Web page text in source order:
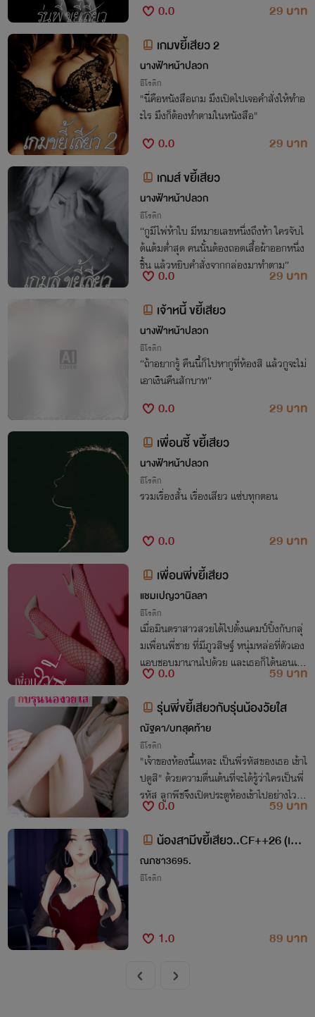
0.0
29 บาท
เกมขยี้เสียว 2
นางฟ้าหน้าปลวก
อีโรติก
"นี่คือหนังสือเกม มึงเปิดไปเจอคำสั่งให้ทำอ
ะไร มึงก็ต้องทำตามในหนังสือ"
0.0
29 บาท
เกมส์ ขยี้เสียว
นางฟ้าหน้าปลวก
อีโรติก
“กูมีไพ่ห้าใบ มีหมายเลขหนึ่งถึงห้า ใครจับไ
ด้แต้มต่ำสุด คนนั้นต้องถอดเสื้อผ้าออกหนึ่ง
ชิ้น แล้วหยิบคำสั่งจากกล่องมาทำตาม”
0.0
29 บาท
เจ้าหนี้ ขยี้เสียว
นางฟ้าหน้าปลวก
อีโรติก
“ถ้าอยากรู้ คืนนี้ก็ไปหากูที่ห้องสิ แล้วกูจะไม่
เอาเงินคืนสักบาท”
0.0
29 บาท
เพื่อนซี้ ขยี้เสียว
นางฟ้าหน้าปลวก
อีโรติก
รวมเรื่องสั้น เรื่องเสียว แซ่บทุกตอน
0.0
29 บาท
เพื่อนพี่ขยี้เสียว
แชมเปญวานิลลา
อีโรติก
เมื่อมินตราสาวสวยได้ไปตั้งแคมป์ปิ้งกับกลุ่
มเพื่อนพี่ชาย ที่มีภูวสิษฐ์ หนุ่มหล่อที่ตัวเอง
แอบชอบมานานไปด้วย และเธอก็ได้นอนเต็
นท์ข้างเขา แถมเย็นวันนั้นก็ยังบังเอิญเห็นเพื่
อนพี่ชายช่วยตัวเองที่น้ำตกเสียด้วย งานนี้สา
วบริสุทธิ์อย่างเธอก็ว้าวุ่นเลยสินะ อยากถูกเ
พื่อนพี่ขยี้จัง 'ช่วยพี่หน่อยสิคะน้องมิน พี่อยา
กไม่ไหวแล้วค่ะ'
0.0
59 บาท
รุ่นพี่ขยี้เสียวกับรุ่นน้องวัยใส
ณัฐดา/บทสุดท้าย
อีโรติก
"เจ้าของห้องนี้แหละ เป็นพี่รหัสของเธอ เข้าไ
ปดูสิ" ด้วยความตื่นเต้นที่จะได้รู้ว่าใครเป็นพี่
รหัส ลูกพีชจึงเปิดประตูห้องเข้าไปอย่างไว แ
ละเธอก็ค้นพบว่า เจ้าของห้องคืนคนที่เธอนั้น
ล้วยัยโง่ เข้าไปข้างในเถอะ ฉันเตรียมของกินไ
ว้เลี้ยงน้องรหัสของฉันแล้ว" หญิงสาวนั่งกิ
นข้าวกับพี่รหัสของเธอ จู่ๆเสียงกริ่งหน้าห้อ
งข้างๆก่อน โดยที่หญิงสาวก็ไม่รู้ว่าห้องข้างๆ
เป็นห้องของใคร...
0.0
59 บาท
น้องสามีขยี้เสียว..CF++26 (เล่ม
1)
ณภชา3695.
อีโรติก
1.0 89 บาท